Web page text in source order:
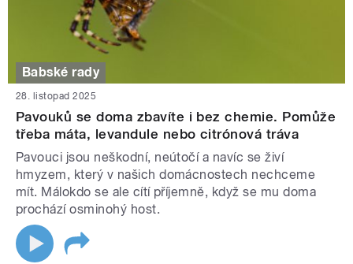
Babské rady
28. listopad 2025
Pavouků se doma zbavíte i bez chemie. Pomůže
třeba máta, levandule nebo citrónová tráva
Pavouci jsou neškodní, neútočí a navíc se živí
hmyzem, který v našich domácnostech nechceme
mít. Málokdo se ale cítí příjemně, když se mu doma
prochází osminohý host.